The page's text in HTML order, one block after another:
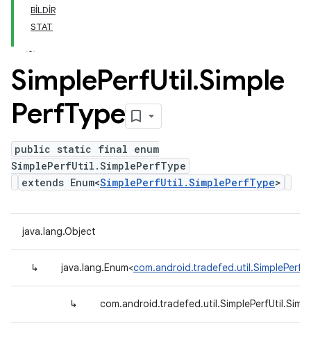
BİLDİR
STAT
SimplePerfUtil.Simple
PerfType
public static final enum
SimplePerfUtil.SimplePerfType
extends Enum<SimplePerfUtil.SimplePerfType>
java.lang.Object
↳ java.lang.Enum<
↳